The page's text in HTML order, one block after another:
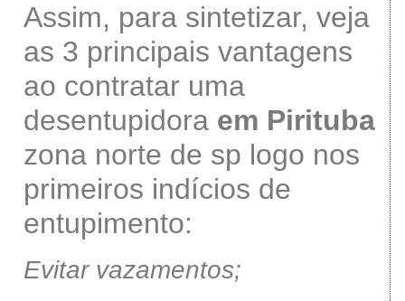
Assim, para sintetizar, veja
as 3 principais vantagens
ao contratar uma
desentupidora em Pirituba
zona norte de sp logo nos
primeiros indícios de
entupimento:
Evitar vazamentos;